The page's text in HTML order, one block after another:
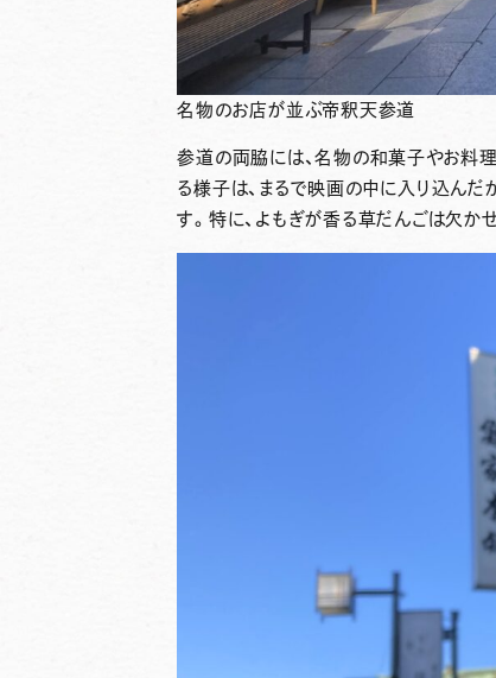
名物のお店が並ぶ帝釈天参道
参道の両脇には、名物の和菓子やお料
る様子は、まるで映画の中に入り込んだ
す。特に、よもぎが香る草だんごは欠か